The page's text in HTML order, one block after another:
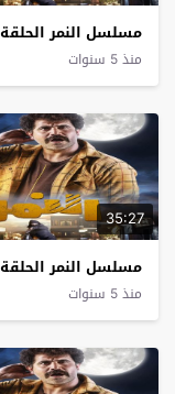
مسلسل النمر الحلقة 25
منذ 5 سنوات
35:27
مسلسل النمر الحلقة 23
منذ 5 سنوات